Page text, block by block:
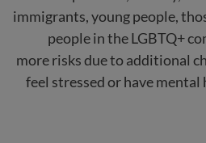
immigrants, young people,
people in the LGBTQ+
more risks due to additional
feel stressed or have